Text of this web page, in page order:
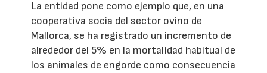
La entidad pone como ejemplo que, en una
cooperativa socia del sector ovino de
Mallorca, se ha registrado un incremento de
alrededor del 5% en la mortalidad habitual de
los animales de engorde como consecuencia